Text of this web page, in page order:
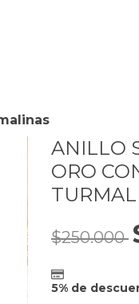
ANILLO
ORO
$250.000
5% de